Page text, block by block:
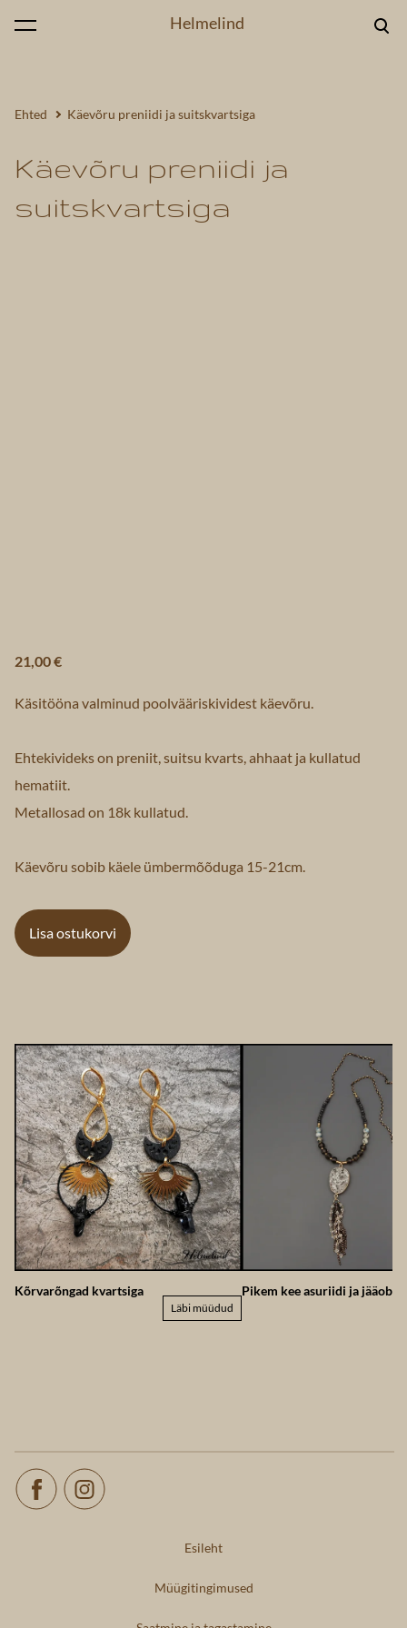
Helmelind
lisati ostukorvi. Vaata ostukorvi
Ehted Käevõru preniidi ja suitskvartsiga
Käevõru preniidi ja
suitskvartsiga
1 / 4
21,00 €
Käsitööna valminud poolvääriskividest käevõru.
Ehtekivideks on preniit, suitsu kvarts, ahhaat ja kullatud
hematiit.
Metallosad on 18k kullatud.
Käevõru sobib käele ümbermõõduga 15-21cm.
Lisa ostukorvi
Kõrvarõngad kvartsiga
Läbi müüdud
Pikem kee asuriidi ja
Esileht
Müügitingimused